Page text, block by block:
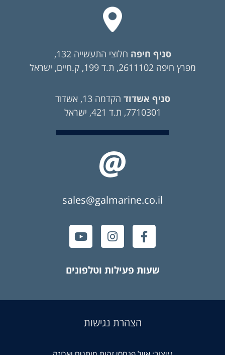
סניף חיפה חלוצי התעשייה 132,
מפרץ חיפה 2611102, ת.ד 199, ק.חיים, ישראל
סניף אשדוד הקדמה 13, אשדוד
7710301, ת.ד 421, ישראל
sales@galmarine.co.il
שעות פעילות וטלפונים
הצהרת נגישות